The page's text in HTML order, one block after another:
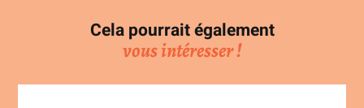
Cela pourrait également
vous intéresser !